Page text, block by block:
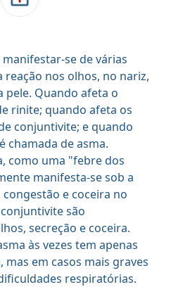
se de várias
nos olhos, no nariz,
pele. Quando afeta o
rinite; quando afeta os
conjuntivite; e quando
chamada de asma.
como uma "febre dos
manifesta-se sob a
e coceira no
são
secreção e coceira.
às vezes tem apenas
mas em casos mais graves
respiratórias.